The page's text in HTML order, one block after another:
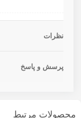
نظرات
پرسش و پاسخ
محصولات مرتبط